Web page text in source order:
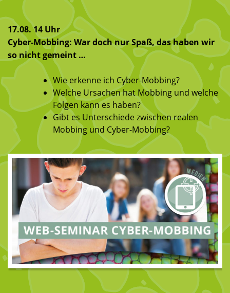
17.08. 14 Uhr
Cyber-Mobbing: War doch nur Spaß, das haben wir
so nicht gemeint …
Wie erkenne ich Cyber-Mobbing?
Welche Ursachen hat Mobbing und welche
Folgen kann es haben?
Gibt es Unterschiede zwischen realen
Mobbing und Cyber-Mobbing?